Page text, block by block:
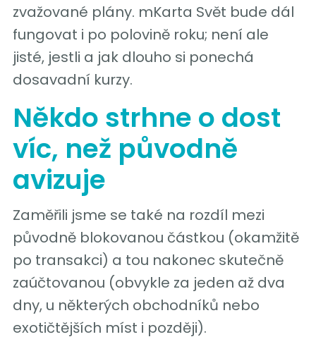
zvažované plány. mKarta Svět bude dál
fungovat i po polovině roku; není ale
jisté, jestli a jak dlouho si ponechá
dosavadní kurzy.
Někdo strhne o dost
víc, než původně
avizuje
Zaměřili jsme se také na rozdíl mezi
původně blokovanou částkou (okamžitě
po transakci) a tou nakonec skutečně
zaúčtovanou (obvykle za jeden až dva
dny, u některých obchodníků nebo
exotičtějších míst i později).